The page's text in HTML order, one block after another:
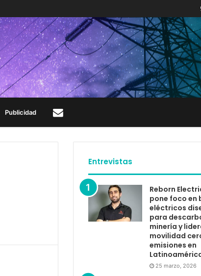
Publicidad
Entrevistas
Reborn
pone foco en
eléctricos
para
minería y
movilidad
emisiones en
25 marzo, 2026